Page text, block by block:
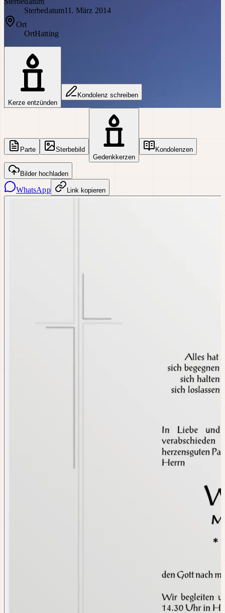
Sterbedatum11. März 2014
Ort
OrtHatting
Kerze entzünden
Kondolenz schreiben
Parte
Sterbebild
Gedenkkerzen
Kondolenzen
Bilder hochladen
WhatsApp Link kopieren